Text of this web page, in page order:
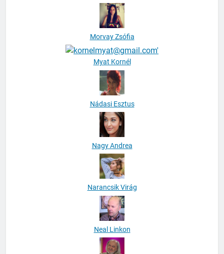
Morvay Zsófia
Myat Kornél
Nádasi Esztus
Nagy Andrea
Narancsik Virág
Neal Linkon